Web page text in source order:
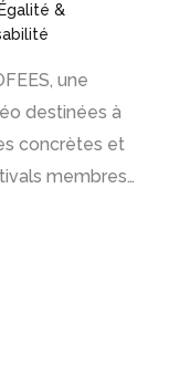
Égalité &
une
destinées à
concrètes et
membres…